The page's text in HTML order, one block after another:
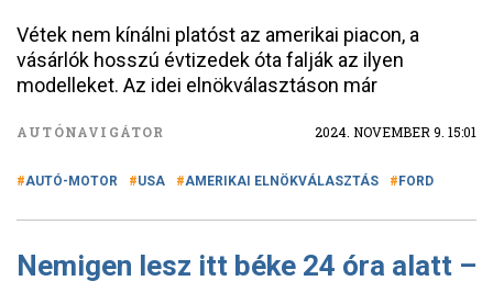
Vétek nem kínálni platóst az amerikai piacon, a
vásárlók hosszú évtizedek óta falják az ilyen
modelleket. Az idei elnökválasztáson már
AUTÓNAVIGÁTOR 2024. NOVEMBER 9. 15:01
AUTÓ-MOTOR USA AMERIKAI ELNÖKVÁLASZTÁS FORD
Nemigen lesz itt béke 24 óra alatt –